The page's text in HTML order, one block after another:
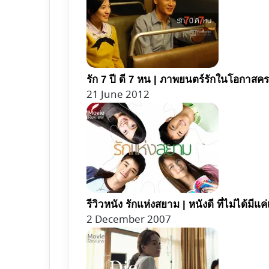
รัก 7 ปี ดี 7 หน | ภาพยนตร์รักในโอกาสค
21 June 2012
รีวิวหนัง รักแห่งสยาม | หนังดี ที่ไม่ได้มีแค่
2 December 2007